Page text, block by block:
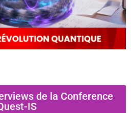
de la Conference
IS